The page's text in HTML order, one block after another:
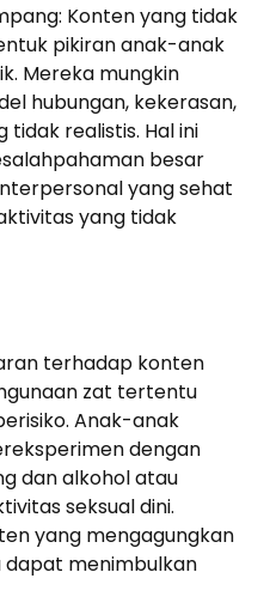
Konten yang tidak
pikiran anak-anak
Mereka mungkin
hubungan, kekerasan,
tidak realistis. Hal ini
besar
yang sehat
yang tidak
terhadap konten
zat tertentu
Anak-anak
dengan
dan alkohol atau
seksual dini.
yang mengagungkan
menimbulkan